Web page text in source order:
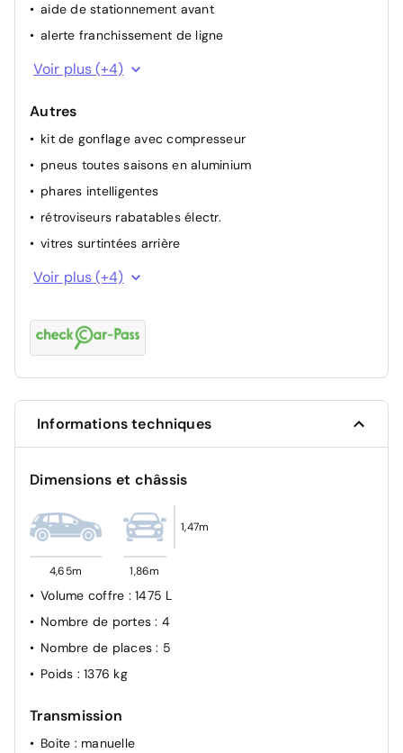
aide de stationnement avant
alerte franchissement de ligne
attention assist (capteur de fatigue)
airbag passager
ABS
Voir plus (+4)
Autres
kit de gonflage avec compresseur
pneus toutes saisons en aluminium
phares intelligentes
rétroviseurs rabatables électr.
vitres surtintées arrière
rétroviseur int. auto
intérieur semi cuir
aide de stationnement arrière
Voir plus (+4)
Informations techniques
Dimensions et châssis
4,65m 1,86m
1,47m
Volume coffre : 1475 L
Nombre de portes: 4
Nombre de places: 5
Poids : 1376 kg
Transmission
Boite : manuelle